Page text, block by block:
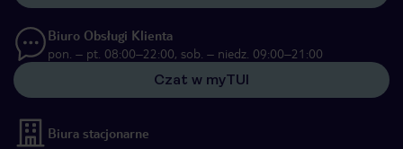
Biuro Obsługi Klienta
pon. – pt. 08:00–22:00, sob. – niedz. 09:00–21:00
Czat w myTUI
Biura stacjonarne